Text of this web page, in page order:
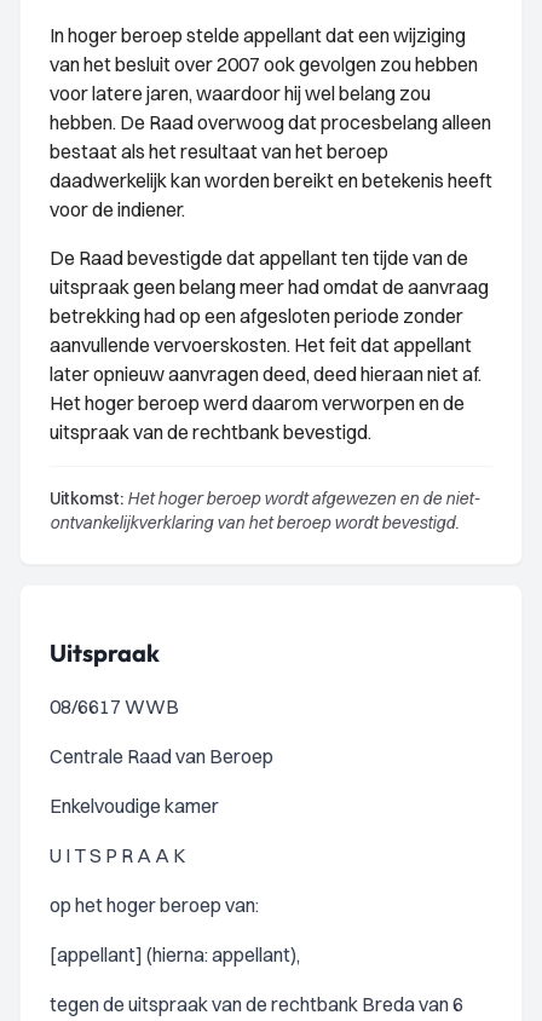
In hoger beroep stelde appellant dat een wijziging
van het besluit over 2007 ook gevolgen zou hebben
voor latere jaren, waardoor hij wel belang zou
hebben. De Raad overwoog dat procesbelang alleen
bestaat als het resultaat van het beroep
daadwerkelijk kan worden bereikt en betekenis heeft
voor de indiener.
De Raad bevestigde dat appellant ten tijde van de
uitspraak geen belang meer had omdat de aanvraag
betrekking had op een afgesloten periode zonder
aanvullende vervoerskosten. Het feit dat appellant
later opnieuw aanvragen deed, deed hieraan niet af.
Het hoger beroep werd daarom verworpen en de
uitspraak van de rechtbank bevestigd.
Uitkomst: Het hoger beroep wordt afgewezen en de niet-
ontvankelijkverklaring van het beroep wordt bevestigd.
Uitspraak
08/6617 WWB
Centrale Raad van Beroep
Enkelvoudige kamer
U I T S P R A A K
op het hoger beroep van:
[appellant] (hierna: appellant),
tegen de uitspraak van de rechtbank Breda van 6